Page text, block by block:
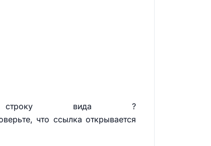
строку вида ?
что ссылка открывается